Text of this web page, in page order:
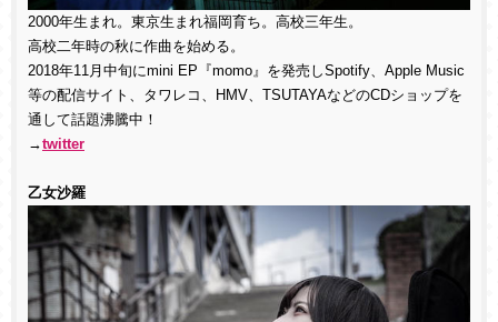
2000年生まれ。東京生まれ福岡育ち。高校三年生。
高校二年時の秋に作曲を始める。
2018年11月中旬にmini EP『momo』を発売しSpotify、Apple Music
等の配信サイト、タワレコ、HMV、TSUTAYAなどのCDショップを
通して話題沸騰中！
→twitter
乙女沙羅